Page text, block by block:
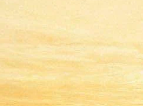
Энн Хэтэуэй
"Укрощении
16 января 2013, 04:51 Версия